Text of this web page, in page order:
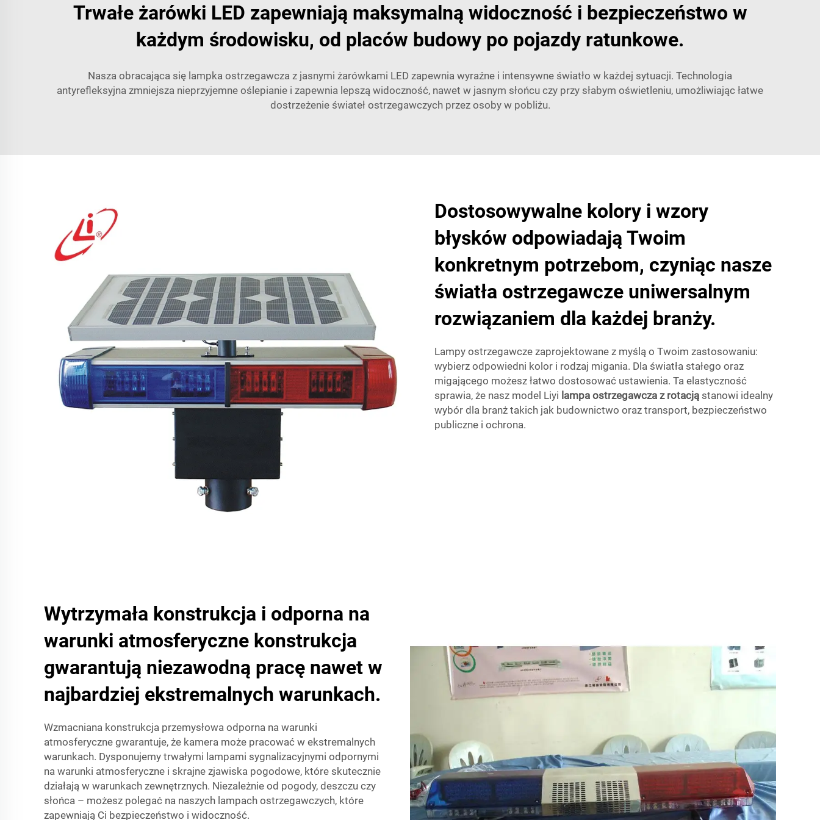
Trwałe żarówki LED zapewniają maksymalną widoczność i bezpieczeństwo w
każdym środowisku, od placów budowy po pojazdy ratunkowe.
Nasza obracająca się lampka ostrzegawcza z jasnymi żarówkami LED zapewnia wyraźne i intensywne światło w każdej sytuacji. Technologia
antyrefleksyjna zmniejsza nieprzyjemne oślepianie i zapewnia lepszą widoczność, nawet w jasnym słońcu czy przy słabym oświetleniu, umożliwiając łatwe
dostrzeżenie świateł ostrzegawczych przez osoby w pobliżu.
Dostosowywalne kolory i wzory
błysków odpowiadają Twoim
konkretnym potrzebom, czyniąc nasze
światła ostrzegawcze uniwersalnym
rozwiązaniem dla każdej branży.
Lampy ostrzegawcze zaprojektowane z myślą o Twoim zastosowaniu:
wybierz odpowiedni kolor i rodzaj migania. Dla światła stałego oraz
migającego możesz łatwo dostosować ustawienia. Ta elastyczność
sprawia, że nasz model Liyi lampa ostrzegawcza z rotacją stanowi idealny
wybór dla branż takich jak budownictwo oraz transport, bezpieczeństwo
publiczne i ochrona.
Wytrzymała konstrukcja i odporna na
warunki atmosferyczne konstrukcja
gwarantują niezawodną pracę nawet w
najbardziej ekstremalnych warunkach.
Wzmacniana konstrukcja przemysłowa odporna na warunki
atmosferyczne gwarantuje, że kamera może pracować w ekstremalnych
warunkach. Dysponujemy trwałymi lampami sygnalizacyjnymi odpornymi
na warunki atmosferyczne i skrajne zjawiska pogodowe, które skutecznie
działają w warunkach zewnętrznych. Niezależnie od pogody, deszczu czy
słońca – możesz polegać na naszych lampach ostrzegawczych, które
zapewniają Ci bezpieczeństwo i widoczność.